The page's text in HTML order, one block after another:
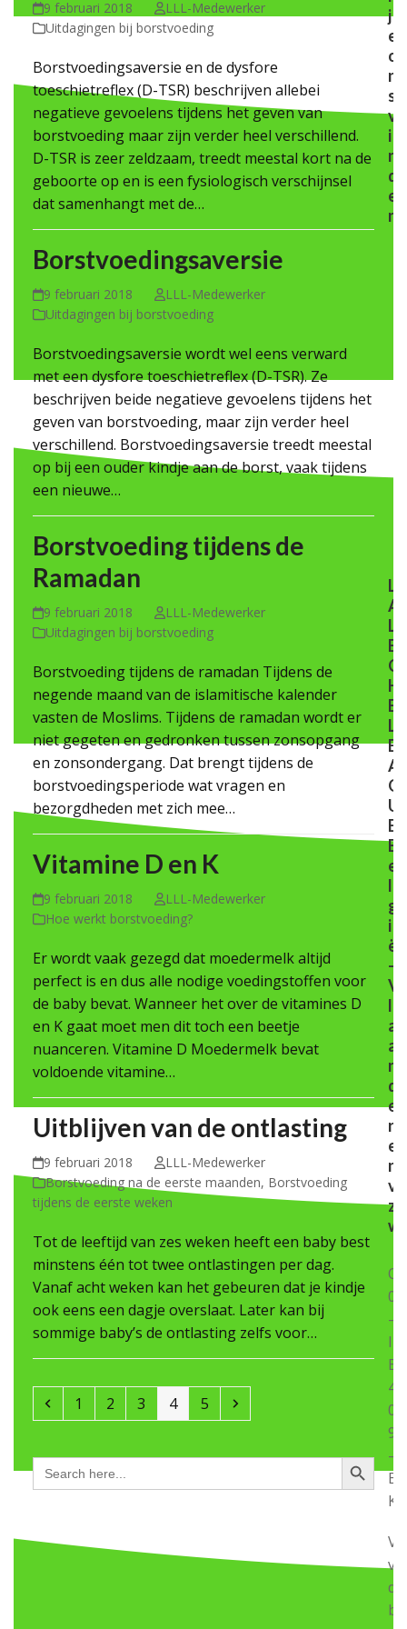
9 februari 2018
LLL-Medewerker
Uitdagingen bij borstvoeding
Borstvoedingsaversie en de dysfore
toeschietreflex (D-TSR) beschrijven allebei
negatieve gevoelens tijdens het geven van
borstvoeding maar zijn verder heel verschillend.
D-TSR is zeer zeldzaam, treedt meestal kort na de
geboorte op en is een fysiologisch verschijnsel
dat samenhangt met de…
Borstvoedingsaversie
9 februari 2018
LLL-Medewerker
Uitdagingen bij borstvoeding
Borstvoedingsaversie wordt wel eens verward
met een dysfore toeschietreflex (D-TSR). Ze
beschrijven beide negatieve gevoelens tijdens het
geven van borstvoeding, maar zijn verder heel
verschillend. Borstvoedingsaversie treedt meestal
op bij een ouder kindje aan de borst, vaak tijdens
een nieuwe…
Borstvoeding tijdens de
Ramadan
9 februari 2018
LLL-Medewerker
Uitdagingen bij borstvoeding
Borstvoeding tijdens de ramadan Tijdens de
negende maand van de islamitische kalender
vasten de Moslims. Tijdens de ramadan wordt er
niet gegeten en gedronken tussen zonsopgang
en zonsondergang. Dat brengt tijdens de
borstvoedingsperiode wat vragen en
bezorgdheden met zich mee…
Vitamine D en K
9 februari 2018
LLL-Medewerker
Hoe werkt borstvoeding?
Er wordt vaak gezegd dat moedermelk altijd
perfect is en dus alle nodige voedingstoffen voor
de baby bevat. Wanneer het over de vitamines D
en K gaat moet men dit toch een beetje
nuanceren. Vitamine D Moedermelk bevat
voldoende vitamine…
Uitblijven van de ontlasting
9 februari 2018
LLL-Medewerker
Borstvoeding na de eerste maanden, Borstvoeding
tijdens de eerste weken
Tot de leeftijd van zes weken heeft een baby best
minstens één tot twee ontlastingen per dag.
Vanaf acht weken kan het gebeuren dat je kindje
ook eens een dagje overslaat. Later kan bij
sommige baby’s de ontlasting zelfs voor…
Previous
Page
1 Page
2 Page
3 Page
4 Page
5 Next
Search
for:
Search Button
j
e
o
n
s
v
i
n
d
e
n
L
A
L
E
C
H
E
L
E
A
G
U
E
B
e
l
g
i
ë
-
V
l
a
a
n
d
e
r
e
n
v
z
w
–
–
de